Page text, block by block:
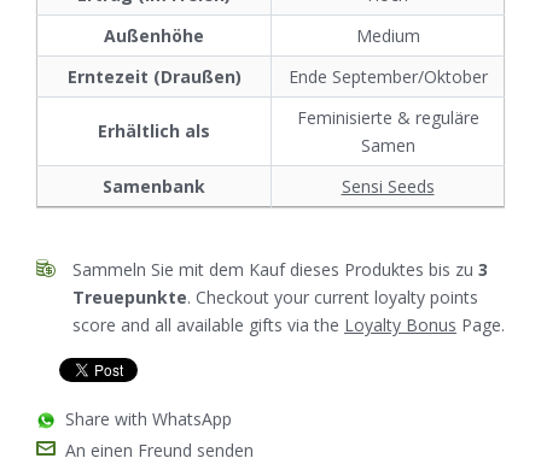
Außenhöhe
Medium
Erntezeit (Draußen)
Ende September/Oktober
Erhältlich als
Feminisierte & reguläre
Samen
Samenbank
Sensi Seeds
Sammeln Sie mit dem Kauf dieses Produktes bis zu 3
Treuepunkte. Checkout your current loyalty points
score and all available gifts via the Loyalty Bonus Page.
Share with WhatsApp
An einen Freund senden